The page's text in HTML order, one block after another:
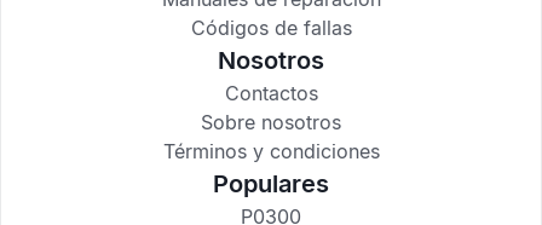
Códigos de fallas
Nosotros
Contactos
Sobre nosotros
Términos y condiciones
Populares
P0300